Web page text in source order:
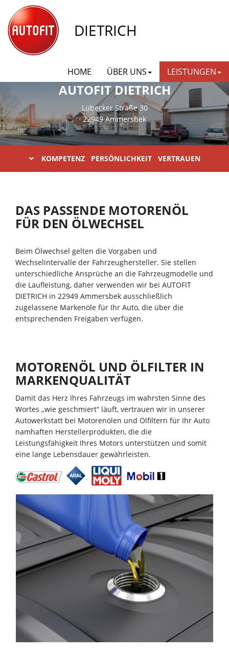
DIETRICH
HOME ÜBER UNS LEISTUNGEN
AUTOFIT DIETRICH
Lübecker Straße 30
22949 Ammersbek
KOMPETENZ PERSÖNLICHKEIT VERTRAUEN
DAS PASSENDE MOTORENÖL
FÜR DEN ÖLWECHSEL
Beim Ölwechsel gelten die Vorgaben und
Wechselintervalle der Fahrzeughersteller. Sie stellen
unterschiedliche Ansprüche an die Fahrzeugmodelle und
die Laufleistung, daher verwenden wir bei AUTOFIT
DIETRICH in 22949 Ammersbek ausschließlich
zugelassene Markenöle für Ihr Auto, die über die
entsprechenden Freigaben verfügen.
MOTORENÖL UND ÖLFILTER IN
MARKENQUALITÄT
Damit das Herz Ihres Fahrzeugs im wahrsten Sinne des
Wortes „wie geschmiert“ läuft, vertrauen wir in unserer
Autowerkstatt bei Motorenölen und Ölfiltern für Ihr Auto
namhaften Herstellerprodukten, die die
Leistungsfähigkeit Ihres Motors unterstützen und somit
eine lange Lebensdauer gewährleisten.